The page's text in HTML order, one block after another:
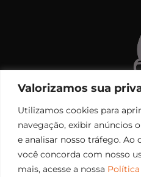
Valorizamos sua
Utilizamos cookies para
navegação, exibir anúncios
e analisar nosso tráfego. Ao
você concorda com nosso
mais, acesse a nossa Política